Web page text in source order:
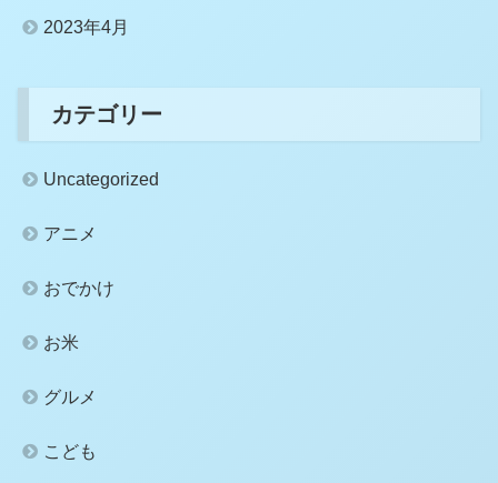
2023年4月
カテゴリー
Uncategorized
アニメ
おでかけ
お米
グルメ
こども